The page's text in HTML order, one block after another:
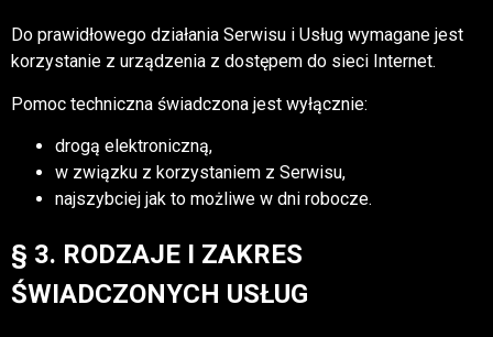
Do prawidłowego działania Serwisu i Usług wymagane jest
korzystanie z urządzenia z dostępem do sieci Internet.
Pomoc techniczna świadczona jest wyłącznie:
drogą elektroniczną,
w związku z korzystaniem z Serwisu,
najszybciej jak to możliwe w dni robocze.
§ 3. RODZAJE I ZAKRES
ŚWIADCZONYCH USŁUG